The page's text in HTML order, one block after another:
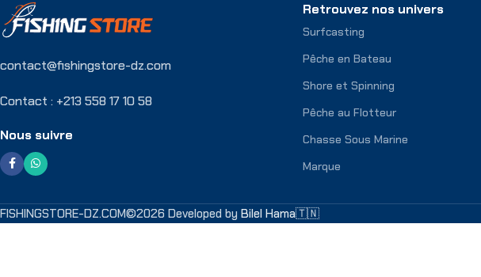
contact@fishingstore-dz.com
Contact : +213 558 17 10 58
Nous suivre
Retrouvez nos univers
Surfcasting
Pêche en Bateau
Shore et Spinning
Pêche au Flotteur
Chasse Sous Marine
Marque
FISHINGSTORE-DZ.COM©2026 Developed by Bilel Hama🇹🇳